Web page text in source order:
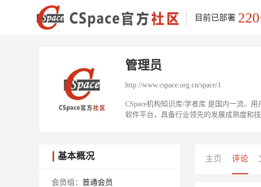
目前已部署
管理员
http://www.cspace.org.cn/space/1
CSpace机构知识库/学者库 是国内一流、
软件平台，具备行业领先的发展成熟度和技
基本概况
会员组： 普通会员
主页 评论